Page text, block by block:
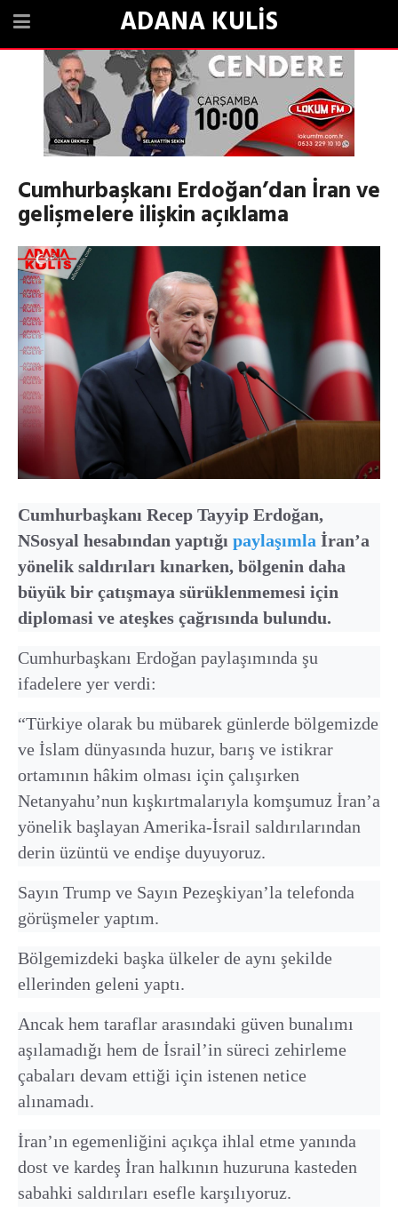
ADANA KULİS
Cumhurbaşkanı Erdoğan’dan İran ve
gelişmelere ilişkin açıklama
Cumhurbaşkanı Recep Tayyip Erdoğan,
NSosyal hesabından yaptığı paylaşımla İran’a
yönelik saldırıları kınarken, bölgenin daha
büyük bir çatışmaya sürüklenmemesi için
diplomasi ve ateşkes çağrısında bulundu.
Cumhurbaşkanı Erdoğan paylaşımında şu
ifadelere yer verdi:
“Türkiye olarak bu mübarek günlerde bölgemizde
ve İslam dünyasında huzur, barış ve istikrar
ortamının hâkim olması için çalışırken
Netanyahu’nun kışkırtmalarıyla komşumuz İran’a
yönelik başlayan Amerika-İsrail saldırılarından
derin üzüntü ve endişe duyuyoruz.
Sayın Trump ve Sayın Pezeşkiyan’la telefonda
görüşmeler yaptım.
Bölgemizdeki başka ülkeler de aynı şekilde
ellerinden geleni yaptı.
Ancak hem taraflar arasındaki güven bunalımı
aşılamadığı hem de İsrail’in süreci zehirleme
çabaları devam ettiği için istenen netice
alınamadı.
İran’ın egemenliğini açıkça ihlal etme yanında
dost ve kardeş İran halkının huzuruna kasteden
sabahki saldırıları esefle karşılıyoruz.